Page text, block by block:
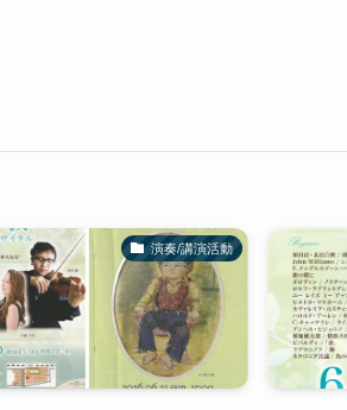
演奏/講演活動